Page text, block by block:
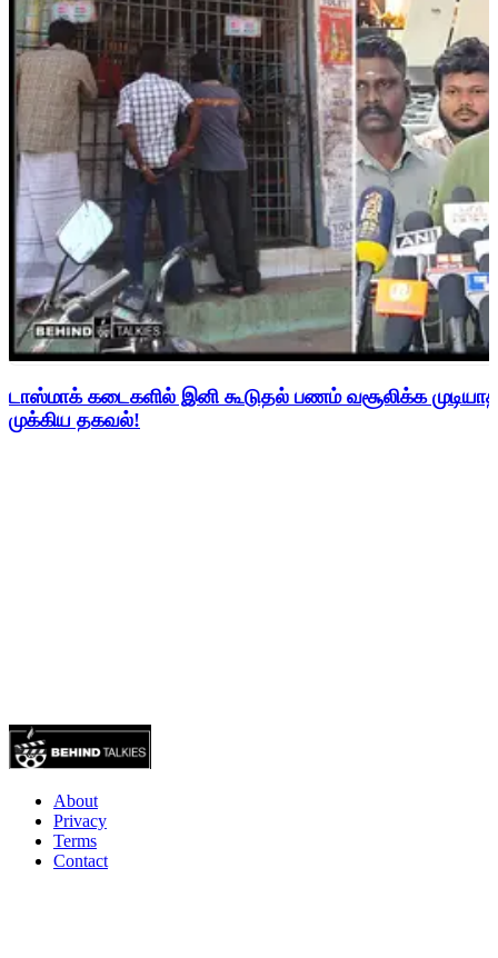
டாஸ்மாக் கடைகளில் இனி கூடுதல் பணம் வசூலிக்க
முக்கிய தகவல்!
About
Privacy
Terms
Contact